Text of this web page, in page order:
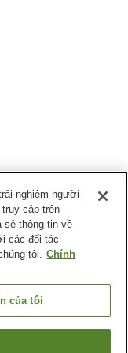
nghiệm người
cập trên
sẻ thông tin về
các đối tác
tôi. Chính
của tôi